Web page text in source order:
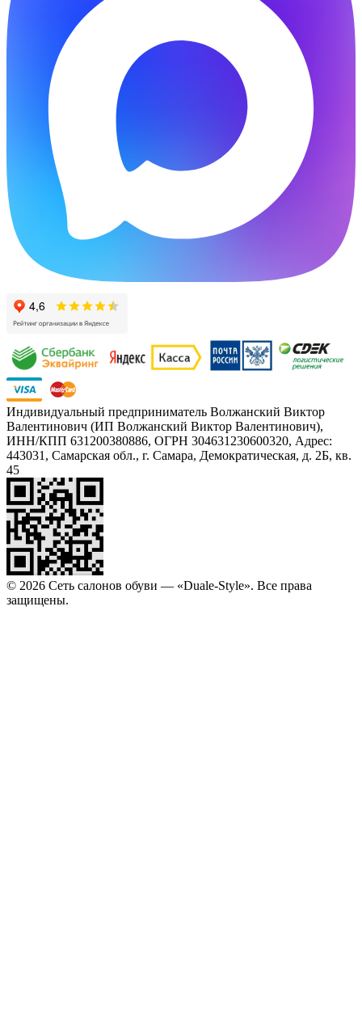
Индивидуальный предприниматель Волжанский Виктор
Валентинович (ИП Волжанский Виктор Валентинович),
ИНН/КПП 631200380886, ОГРН 304631230600320, Адрес:
443031, Самарская обл., г. Самара, Демократическая, д. 2Б, кв.
45
© 2026 Сеть салонов обуви — «Duale-Style». Все права
защищены.